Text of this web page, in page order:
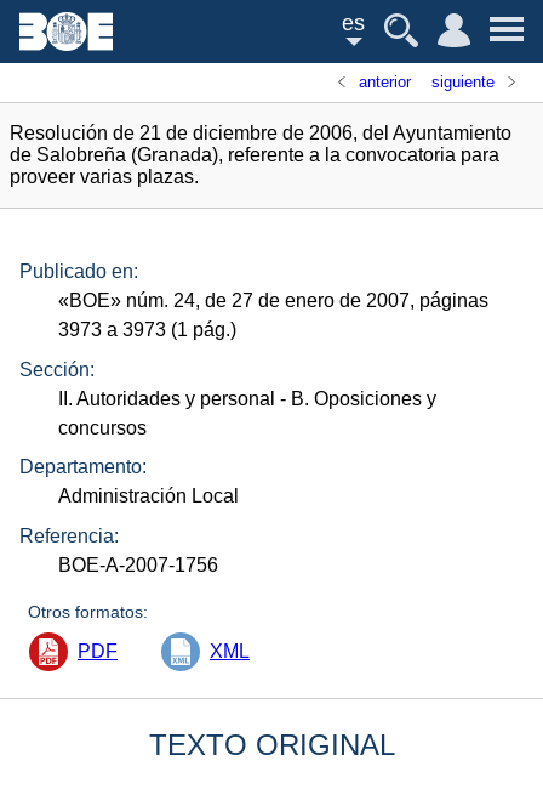
es
anterior siguiente
Resolución de 21 de diciembre de 2006, del Ayuntamiento
de Salobreña (Granada), referente a la convocatoria para
proveer varias plazas.
Publicado en:
«BOE» núm. 24, de 27 de enero de 2007, páginas
3973 a 3973 (1 pág.)
Sección:
II. Autoridades y personal - B. Oposiciones y
concursos
Departamento:
Administración Local
Referencia:
BOE-A-2007-1756
Otros formatos:
PDF XML
TEXTO ORIGINAL